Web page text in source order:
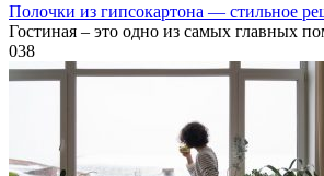
Полочки из гипсокартона — стильное
Гостиная – это одно из самых главных
038